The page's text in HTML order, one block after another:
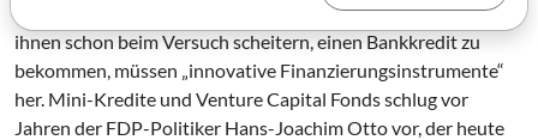
sind kapitalschwache Kleinstunternehmen. Weil viele von
ihnen schon beim Versuch scheitern, einen Bankkredit zu
bekommen, müssen „innovative Finanzierungsinstrumente“
her. Mini-Kredite und Venture Capital Fonds schlug vor
Jahren der FDP-Politiker Hans-Joachim Otto vor, der heute